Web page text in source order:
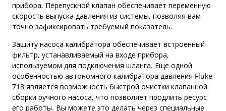
прибора. Перепускной клапан обеспечивает переменную
скорость выпуска давления из системы, позволяя вам
точно зафиксировать требуемый показатель.
Защиту насоса калибратора обеспечивает встроенный
фильтр, устанавливаемый на входе прибора,
используемом для подключения шланга. Еще одной
особенностью автономного калибратора давления Fluke
718 является возможность быстрой очистки клапанной
сборки ручного насоса, что позволяет продлить ресурс
его работы. Вы можете это делать через специальные